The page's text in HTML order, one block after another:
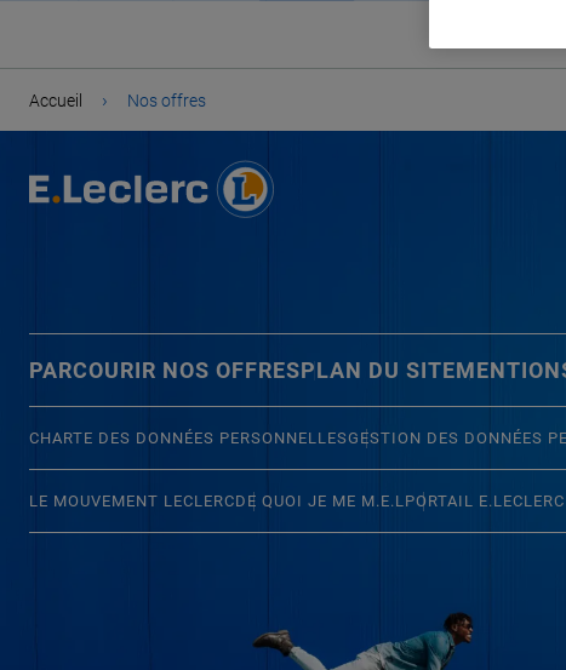
Accueil › Nos offres
PARCOURIR NOS OFFRESPLAN DU SITE
CHARTE DES DONNÉES PERSONNELLESGESTION DES DONNÉES
LE MOUVEMENT LECLERCDE QUOI JE ME M.E.LPORTAIL E.LECLERC